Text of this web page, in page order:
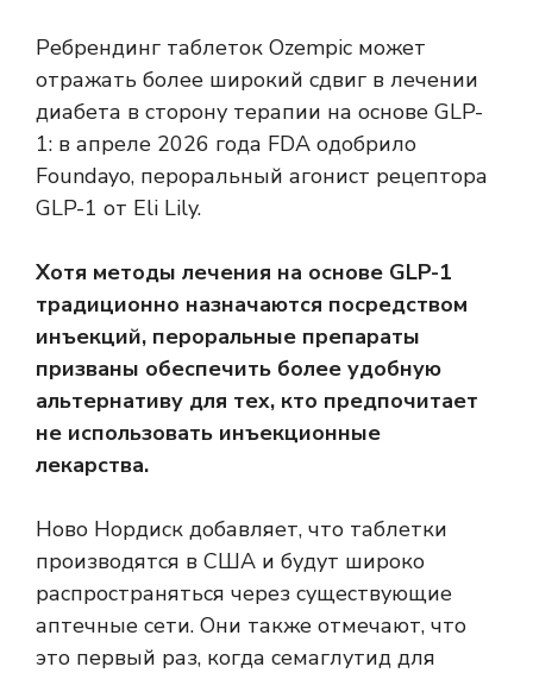
Ребрендинг таблеток Ozempic может
отражать более широкий сдвиг в лечении
диабета в сторону терапии на основе GLP-
1: в апреле 2026 года FDA одобрило
Foundayo, пероральный агонист рецептора
GLP-1 от Eli Lily.
Хотя методы лечения на основе GLP-1
традиционно назначаются посредством
инъекций, пероральные препараты
призваны обеспечить более удобную
альтернативу для тех, кто предпочитает
не использовать инъекционные
лекарства.
Ново Нордиск добавляет, что таблетки
производятся в США и будут широко
распространяться через существующие
аптечные сети. Они также отмечают, что
это первый раз, когда семаглутид для